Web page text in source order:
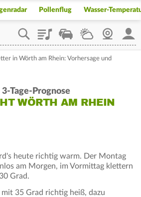
Pollenflug Wasser-
PlaylistStaupilotWetterWebcam
in Wörth am Rhein: Vorhersage und
Tage-Prognose
WÖRTH AM RHEIN
heute richtig warm. Der Montag
am Morgen, im Vormittag klettern
Grad.
35 Grad richtig heiß, dazu